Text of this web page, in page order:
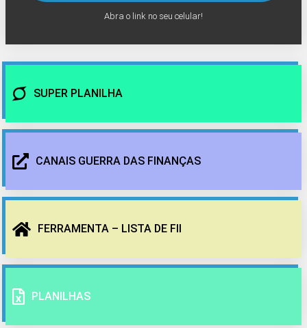
Abra o link no seu celular!
SUPER PLANILHA
CANAIS GUERRA DAS FINANÇAS
FERRAMENTA – LISTA DE FII
PLANILHAS